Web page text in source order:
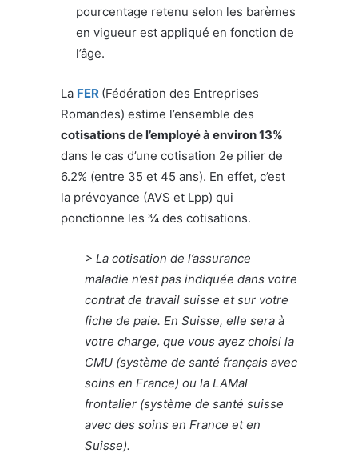
pourcentage retenu selon les barèmes
en vigueur est appliqué en fonction de
l’âge.
La FER (Fédération des Entreprises
Romandes) estime l’ensemble des
cotisations de l’employé à environ 13%
dans le cas d’une cotisation 2e pilier de
6.2% (entre 35 et 45 ans). En effet, c’est
la prévoyance (AVS et Lpp) qui
ponctionne les ¾ des cotisations.
> La cotisation de l’assurance
maladie n’est pas indiquée dans votre
contrat de travail suisse et sur votre
fiche de paie. En Suisse, elle sera à
votre charge, que vous ayez choisi la
CMU (système de santé français avec
soins en France) ou la LAMal
frontalier (système de santé suisse
avec des soins en France et en
Suisse).